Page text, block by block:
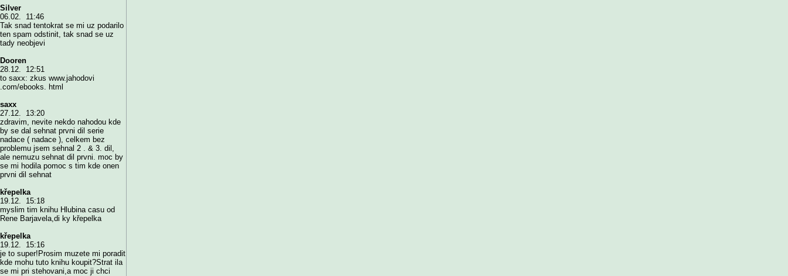
Silver
06.02. 11:46
Tak snad tentokrat se mi uz podarilo
ten spam odstinit, tak snad se uz
tady neobjevi
Dooren
28.12. 12:51
to saxx: zkus www.jahodovi
.com/ebooks. html
saxx
27.12. 13:20
zdravim, nevite nekdo nahodou kde
by se dal sehnat prvni dil serie
nadace ( nadace ), celkem bez
problemu jsem sehnal 2 . & 3. dil,
ale nemuzu sehnat dil prvni. moc by
se mi hodila pomoc s tim kde onen
prvni dil sehnat
křepelka
19.12. 15:18
myslim tim knihu Hlubina casu od
Rene Barjavela,di ky křepelka
křepelka
19.12. 15:16
je to super!Prosim muzete mi poradit
kde mohu tuto knihu koupit?Strat ila
se mi pri stehovani,a moc ji chci